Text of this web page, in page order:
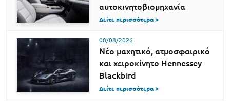
αυτοκινητοβιομηχανία
Δείτε περισσότερα >
08/08/2026
Νέο μαχητικό, ατμοσφαιρικό
και χειροκίνητο Hennessey
Blackbird
Δείτε περισσότερα >